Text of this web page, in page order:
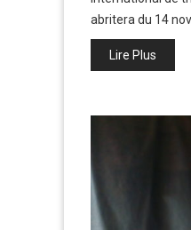
abritera du 14
Lire Plus